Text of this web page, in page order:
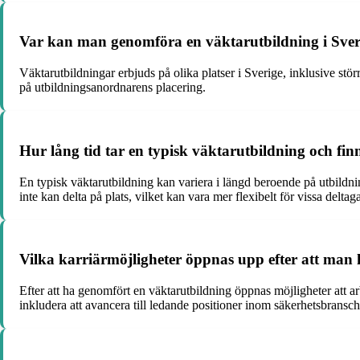
Var kan man genomföra en väktarutbildning i
Väktarutbildningar erbjuds på olika platser i Sverige, inklusive
på utbildningsanordnarens placering.
Hur lång tid tar en typisk väktarutbildning och
En typisk väktarutbildning kan variera i längd beroende på
inte kan delta på plats, vilket kan vara mer flexibelt för vissa
Vilka karriärmöjligheter öppnas upp efter att
Efter att ha genomfört en väktarutbildning öppnas möjligheter att
inkludera att avancera till ledande positioner inom